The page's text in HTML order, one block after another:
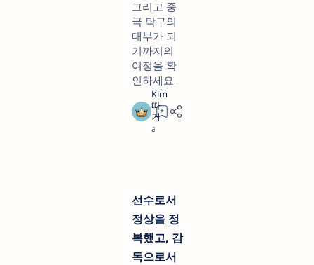
그리고 중
국 탁구의
대부가 되
기까지의
여정을 확
인하세요.
선수로서
정상을 정
복했고, 감
독으로서